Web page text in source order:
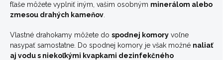
fľaše môžete vyplniť iným, vašim osobným minerálom alebo
zmesou drahých kameňov
Vlastné drahokamy môžete do spodnej komory voľne
nasypať samostatne. Do spodnej komory je však možné naliať
aj vodu s niekoľkými kvapkami dezinfekčného